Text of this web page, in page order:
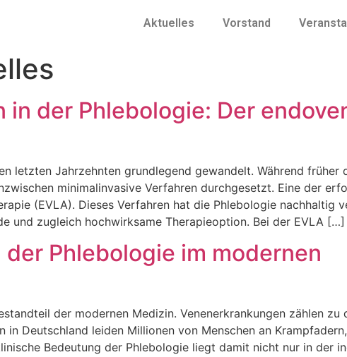
Aktuelles Vorstand
in der Phlebologie: Der
letzten Jahrzehnten grundlegend gewandelt. Während früher
minimalinvasive Verfahren durchgesetzt. Eine der
(EVLA). Dieses Verfahren hat die Phlebologie nachhaltig
und zugleich hochwirksame Therapieoption. Bei der EVLA […]
Phlebologie im modernen
der modernen Medizin. Venenerkrankungen zählen zu
in Deutschland leiden Millionen von Menschen an
Bedeutung der Phlebologie liegt damit nicht nur in der